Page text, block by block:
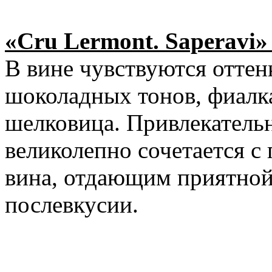
«Cru Lermont. Saperavi»
В вине чувствуются
шоколадных тонов,
шелковица.
великолепно сочетается
вина, отдающим
послевкусии.